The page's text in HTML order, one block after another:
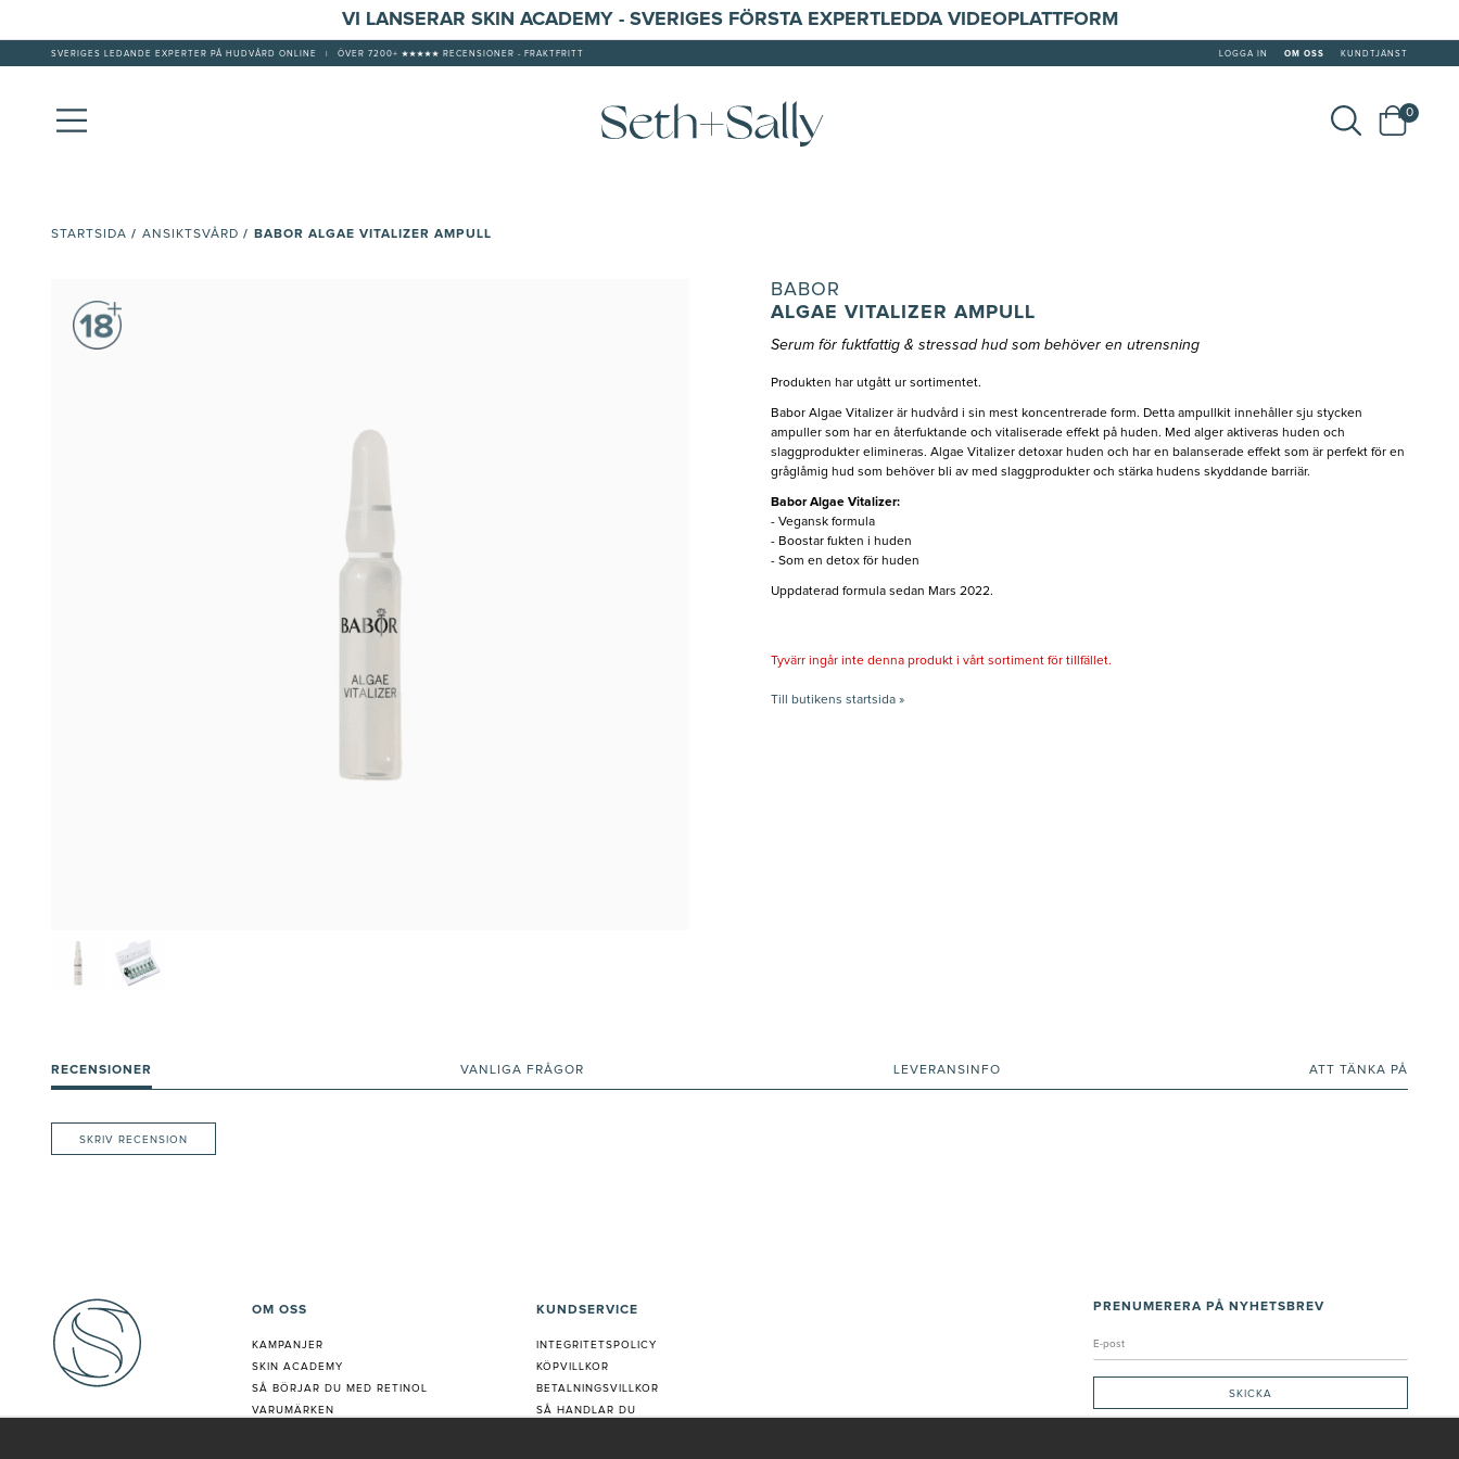
VI LANSERAR SKIN ACADEMY - SVERIGES FÖRSTA EXPERTLEDDA VIDEOPLATTFORM
SVERIGES LEDANDE EXPERTER PÅ HUDVÅRD ONLINE ÖVER 7200+ ★★★★★ RECENSIONER - FRAKTFRITT LOGGA IN OM OSS KUNDTJÄNST
0
STARTSIDA / ANSIKTSVÅRD / BABOR ALGAE VITALIZER AMPULL
BABOR
ALGAE VITALIZER AMPULL
Serum för fuktfattig & stressad hud som behöver en utrensning
Produkten har utgått ur sortimentet.
Babor Algae Vitalizer är hudvård i sin mest koncentrerade form. Detta ampullkit innehåller sju stycken
ampuller som har en återfuktande och vitaliserade effekt på huden. Med alger aktiveras huden och
slaggprodukter elimineras. Algae Vitalizer detoxar huden och har en balanserade effekt som är perfekt för en
gråglåmig hud som behöver bli av med slaggprodukter och stärka hudens skyddande barriär.
Babor Algae Vitalizer:
- Vegansk formula
- Boostar fukten i huden
- Som en detox för huden
Uppdaterad formula sedan Mars 2022.
Tyvärr ingår inte denna produkt i vårt sortiment för tillfället.
Till butikens startsida »
RECENSIONER VANLIGA FRÅGOR LEVERANSINFO ATT TÄNKA PÅ
SKRIV RECENSION
OM OSS
KAMPANJER
SKIN ACADEMY
SÅ BÖRJAR DU MED RETINOL
VARUMÄRKEN
KUNDSERVICE
INTEGRITETSPOLICY
KÖPVILLKOR
BETALNINGSVILLKOR
SÅ HANDLAR DU
PRENUMERERA PÅ NYHETSBREV